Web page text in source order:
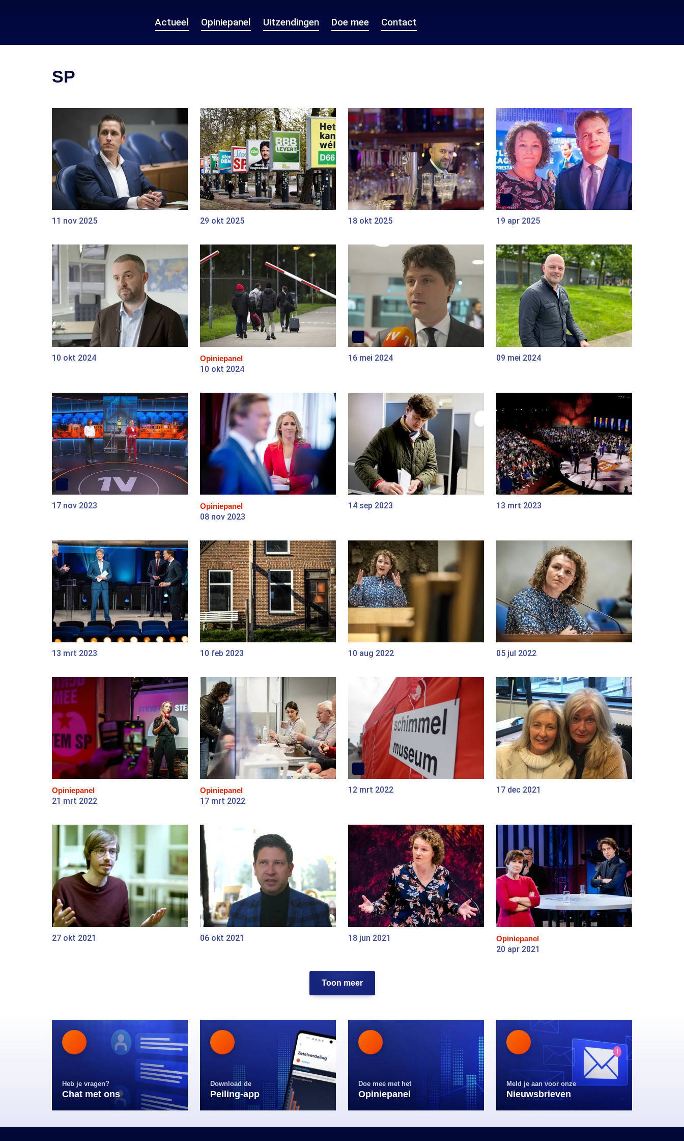
Actueel Opiniepanel Uitzendingen Doe mee Contact
SP
11 nov 2025 29 okt 2025 18 okt 2025 19 apr 2025
10 okt 2024 Opiniepanel
10 okt 2024
16 mei 2024 09 mei 2024
17 nov 2023 Opiniepanel
08 nov 2023
14 sep 2023 13 mrt 2023
13 mrt 2023 10 feb 2023 10 aug 2022 05 jul 2022
Opiniepanel
21 mrt 2022
Opiniepanel
17 mrt 2022
12 mrt 2022 17 dec 2021
27 okt 2021 06 okt 2021 18 jun 2021 Opiniepanel
20 apr 2021
Toon meer
Heb je vragen?
Chat met ons
Download de
Peiling-app
Doe mee met het
Opiniepanel
Meld je aan voor onze
Nieuwsbrieven